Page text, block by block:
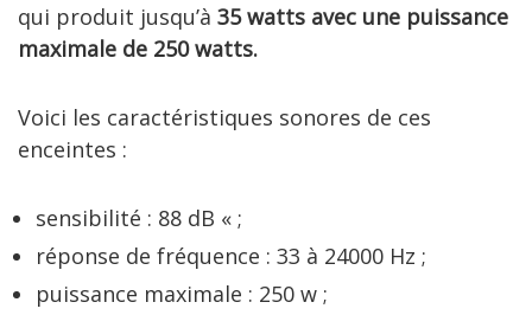
qui produit jusqu’à 35 watts avec une puissance
maximale de 250 watts.
Voici les caractéristiques sonores de ces
enceintes :
sensibilité : 88 dB « ;
réponse de fréquence : 33 à 24000 Hz ;
puissance maximale : 250 w ;